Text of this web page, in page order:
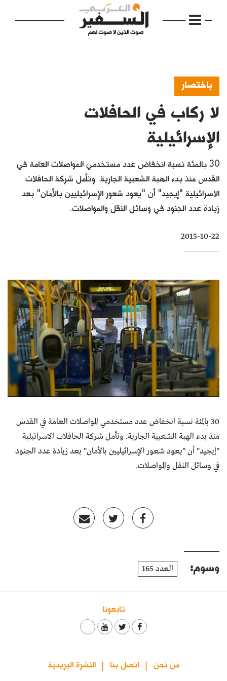
الرئيسية
مواضيع
إفتتاحية
فكرة
دفاتر
كتّابنا
باختصار
لا ركاب في الحافلات
الإسرائيلية
30 بالمئة نسبة انخفاض عدد مستخدمي المواصلات العامة في
القدس منذ بدء الهبة الشعبية الجارية. وتأمل شركة الحافلات
الاسرائيلية "إيجيد" أن "يعود شعور الإسرائيليين بالأمان" بعد
زيادة عدد الجنود في وسائل النقل والمواصلات.
2015-10-22
30 بالمئة نسبة انخفاض عدد مستخدمي المواصلات العامة في القدس
منذ بدء الهبة الشعبية الجارية. وتأمل شركة الحافلات الاسرائيلية
"إيجيد" أن "يعود شعور الإسرائيليين بالأمان" بعد زيادة عدد الجنود
في وسائل النقل والمواصلات.
وسوم: العدد 165
تابعونا
من نحن اتصل بنا النشرة البريدية